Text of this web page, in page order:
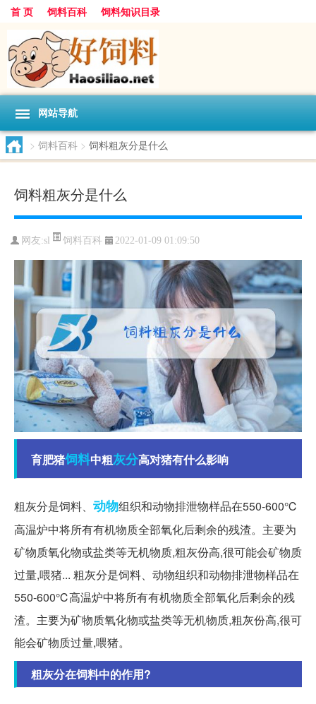
首 页 饲料百科 饲料知识目录
网站导航
> 饲料百科 > 饲料粗灰分是什么
饲料粗灰分是什么
网友:sl 饲料百科 2022-01-09 01:09:50
育肥猪饲料中粗灰分高对猪有什么影响
粗灰分是饲料、 动物组织和动物排泄物样品在550-600℃
高温炉中将所有有机物质全部氧化后剩余的残渣。主要为
矿物质氧化物或盐类等无机物质,粗灰份高,很可能会矿物质
过量,喂猪... 粗灰分是饲料、动物组织和动物排泄物样品在
550-600℃高温炉中将所有有机物质全部氧化后剩余的残
渣。主要为矿物质氧化物或盐类等无机物质,粗灰份高,很可
能会矿物质过量,喂猪。
粗灰分在饲料中的作用?